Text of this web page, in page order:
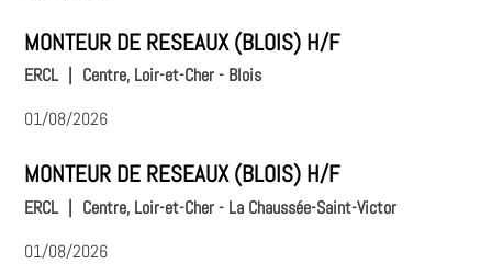
MONTEUR DE RESEAUX (BLOIS) H/F
ERCL
Centre, Loir-et-Cher - Blois
01/08/2026
MONTEUR DE RESEAUX (BLOIS) H/F
ERCL | Centre, Loir-et-Cher - La Chaussée-Saint-Victor
01/08/2026